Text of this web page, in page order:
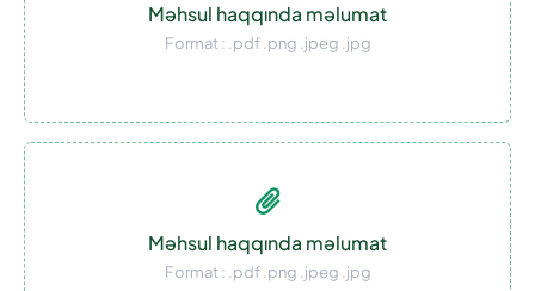
Məhsul haqqında məlumat
Format : .pdf .png .jpeg .jpg
Məhsul haqqında məlumat
Format : .pdf .png .jpeg .jpg